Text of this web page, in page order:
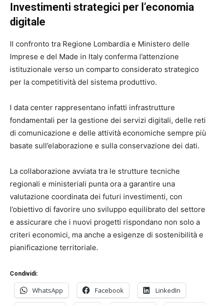
Investimenti strategici per l’economia
digitale
Il confronto tra Regione Lombardia e Ministero delle
Imprese e del Made in Italy conferma l’attenzione
istituzionale verso un comparto considerato strategico
per la competitività del sistema produttivo.
I data center rappresentano infatti infrastrutture
fondamentali per la gestione dei servizi digitali, delle reti
di comunicazione e delle attività economiche sempre più
basate sull’elaborazione e sulla conservazione dei dati.
La collaborazione avviata tra le strutture tecniche
regionali e ministeriali punta ora a garantire una
valutazione coordinata dei futuri investimenti, con
l’obiettivo di favorire uno sviluppo equilibrato del settore
e assicurare che i nuovi progetti rispondano non solo a
criteri economici, ma anche a esigenze di sostenibilità e
pianificazione territoriale.
Condividi:
WhatsApp Facebook LinkedIn